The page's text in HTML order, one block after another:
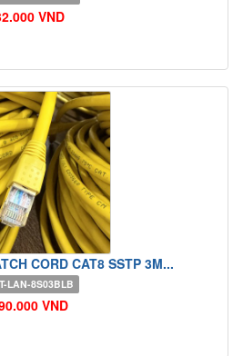
VND
CORD CAT8 SSTP 3M...
LAN-8S03BLB
VND